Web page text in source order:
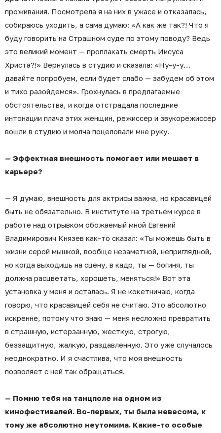
проживания. Посмотрела я на них в ужасе и отказалась,
собираюсь уходить, а сама думаю: «А как же так?! Что я
буду говорить на Страшном суде по этому поводу? Ведь
это великий момент — проплакать смерть Иисуса
Христа?!» Вернулась в студию и сказала: «Ну-у-у…
давайте попробуем, если будет слабо — забудем об этом
и тихо разойдемся». Грохнулась в предлагаемые
обстоятельства, и когда отстрадала последние
интонации плача этих женщин, режиссер и звукорежиссер
вошли в студию и молча поцеловали мне руку.
— Эффектная внешность помогает или мешает в
карьере?
— Я думаю, внешность для актрисы важна, но красавицей
быть не обязательно. В институте на третьем курсе в
работе над отрывком обожаемый мной Евгений
Владимирович Князев как-то сказал: «Ты можешь быть в
жизни серой мышкой, вообще незаметной, неприглядной,
но когда выходишь на сцену, в кадр, ты — богиня, ты
должна расцветать, хорошеть, меняться!» Вот эта
установка у меня и осталась. Я не кокетничаю, когда
говорю, что красавицей себя не считаю. Это абсолютно
искренне, потому что знаю — меня несложно превратить
в страшную, истерзанную, жесткую, строгую,
беззащитную, жалкую, раздавленную. Это уже случалось
неоднократно. И я счастлива, что моя внешность
позволяет с ней так обращаться.
— Помню тебя на танцполе на одном из
кинофестивалей. Во-первых, ты была невесома, к
тому же абсолютно неутомима. Какие-то особые